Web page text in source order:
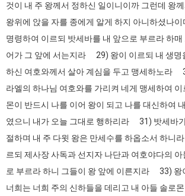
것이 내 주 왕께서 정하신 일이니이까 그런데 왕
왕위에 앉을 자를 종에게 알게 하지 아니하셨나
명령하여 이르되 밧세바를 내 앞으로 부르라 하매
어가 그 앞에 서는지라 29) 왕이 이르되 내 생명
하신 여호와께서 살아 계심을 두고 맹세하노라
라엘의 하나님 여호와를 가리켜 네게 맹세하여 이
몬이 반드시 나를 이어 왕이 되고 나를 대신하여
였으니 내가 오늘 그대로 행하리라 31) 밧세바
절하며 내 주 다윗 왕은 만세수를 하옵소서 하니
르되 제사장 사독과 선지자 나단과 여호야다의
로 부르라 하니 그들이 왕 앞에 이른지라 33) 왕
너희는 너희 주의 신하들을 데리고 내 아들 솔로